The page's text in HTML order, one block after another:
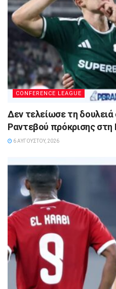
CONFERENCE LEAGUE
Δεν τελείωσε τη
Ραντεβού πρόκρισης στη
6 ΑΥΓΟΎΣΤΟΥ, 2026